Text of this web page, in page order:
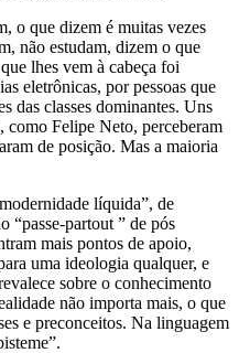
o que dizem é muitas vezes
não estudam, dizem o que
lhes vem à cabeça foi
eletrônicas, por pessoas que
das classes dominantes. Uns
como Felipe Neto, perceberam
de posição. Mas a maioria
líquida”, de
“passe-partout ” de pós
mais pontos de apoio,
uma ideologia qualquer, e
sobre o conhecimento
não importa mais, o que
e preconceitos. Na linguagem